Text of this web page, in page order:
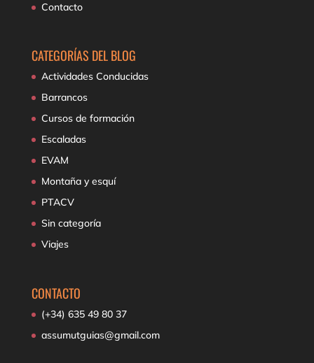
Contacto
CATEGORÍAS DEL BLOG
Actividades Conducidas
Barrancos
Cursos de formación
Escaladas
EVAM
Montaña y esquí
PTACV
Sin categoría
Viajes
CONTACTO
(+34) 635 49 80 37
assumutguias@gmail.com